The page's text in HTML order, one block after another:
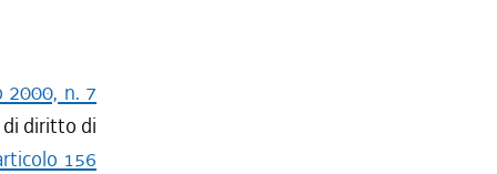
2000, n. 7
di diritto di
156